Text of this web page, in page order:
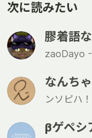
次に読みたい
膠着語
zaoDayo -
なんち
ンソピハ
βゲペシ